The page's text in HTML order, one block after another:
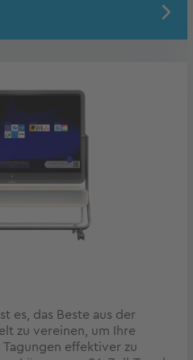
es, das Beste aus der
zu vereinen, um Ihre
effektiver zu